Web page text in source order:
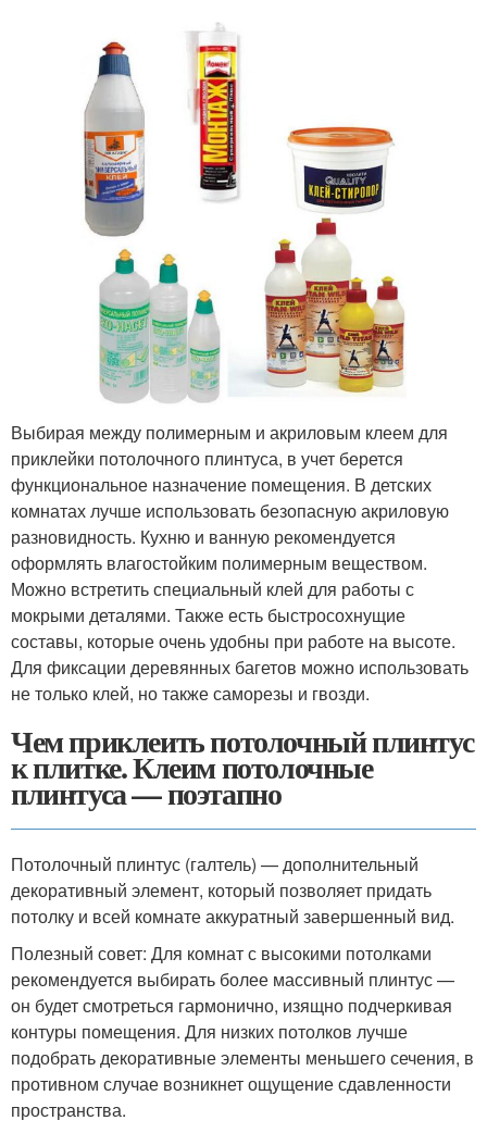
Выбирая между полимерным и акриловым клеем для
приклейки потолочного плинтуса, в учет берется
функциональное назначение помещения. В детских
комнатах лучше использовать безопасную акриловую
разновидность. Кухню и ванную рекомендуется
оформлять влагостойким полимерным веществом.
Можно встретить специальный клей для работы с
мокрыми деталями. Также есть быстросохнущие
составы, которые очень удобны при работе на высоте.
Для фиксации деревянных багетов можно использовать
не только клей, но также саморезы и гвозди.
Чем приклеить потолочный плинтус
к плитке. Клеим потолочные
плинтуса — поэтапно
Потолочный плинтус (галтель) — дополнительный
декоративный элемент, который позволяет придать
потолку и всей комнате аккуратный завершенный вид.
Полезный совет: Для комнат с высокими потолками
рекомендуется выбирать более массивный плинтус —
он будет смотреться гармонично, изящно подчеркивая
контуры помещения. Для низких потолков лучше
подобрать декоративные элементы меньшего сечения, в
противном случае возникнет ощущение сдавленности
пространства.